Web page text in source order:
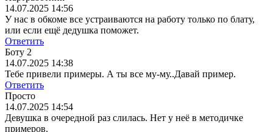
14.07.2025 14:56
У нас в обкоме все устраиваются на работу только по блату,
или если ещё дедушка поможет.
Ответить
Боту 2
14.07.2025 14:38
Тебе привели примеры. А ты все му-му..Давай пример.
Ответить
Просто
14.07.2025 14:54
Девушка в очередной раз слилась. Нет у неё в методичке
примеров.